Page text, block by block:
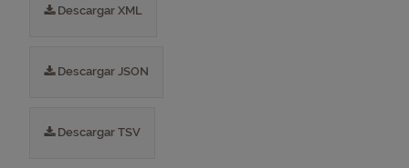
Descargar XML
Descargar JSON
Descargar TSV